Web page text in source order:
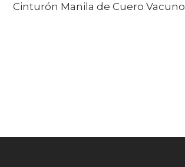
Cinturón Manila de Cuero Vacuno